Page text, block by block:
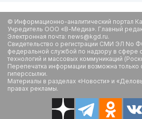
© Информационно-аналитический портал
Учредитель ООО «В-Медиа». Главный
Электронная почта: news@kgd.ru.
Свидетельство о регистрации СМИ ЭЛ No
федеральной службой по надзору в сфере
технологий и массовых коммуникаций
Перепечатка информации возможна только
гиперссылки.
Материалы в разделах «Новости» и
правах рекламы.